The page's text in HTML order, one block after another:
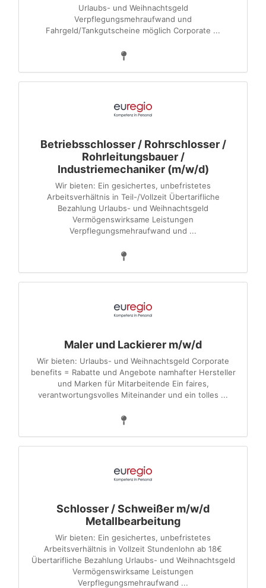
Urlaubs- und Weihnachtsgeld
Verpflegungsmehraufwand und
Fahrgeld/Tankgutscheine möglich Corporate ...
Betriebsschlosser / Rohrschlosser /
Rohrleitungsbauer /
Industriemechaniker (m/w/d)
Wir bieten: Ein gesichertes, unbefristetes
Arbeitsverhältnis in Teil-/Vollzeit Übertarifliche
Bezahlung Urlaubs- und Weihnachtsgeld
Vermögenswirksame Leistungen
Verpflegungsmehraufwand und ...
Maler und Lackierer m/w/d
Wir bieten: Urlaubs- und Weihnachtsgeld Corporate
benefits = Rabatte und Angebote namhafter Hersteller
und Marken für Mitarbeitende Ein faires,
verantwortungsvolles Miteinander und ein tolles ...
Schlosser / Schweißer m/w/d
Metallbearbeitung
Wir bieten: Ein gesichertes, unbefristetes
Arbeitsverhältnis in Vollzeit Stundenlohn ab 18€
Übertarifliche Bezahlung Urlaubs- und Weihnachtsgeld
Vermögenswirksame Leistungen
Verpflegungsmehraufwand ...